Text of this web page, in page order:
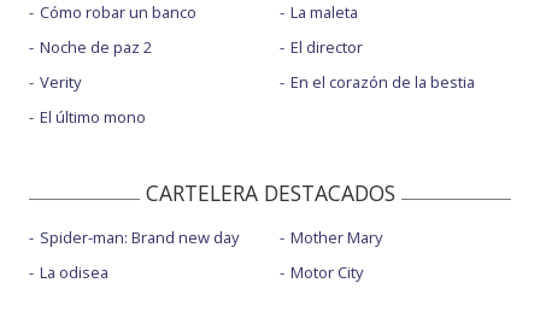
Cómo robar un banco
Noche de paz 2
Verity
El último mono
La maleta
El director
En el corazón de la bestia
CARTELERA DESTACADOS
Spider-man: Brand new day
La odisea
Mother Mary
Motor City